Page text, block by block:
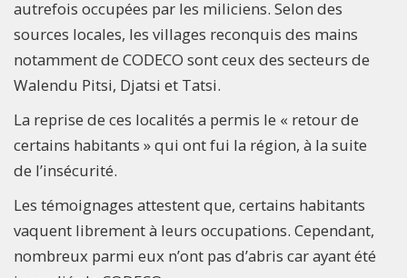
autrefois occupées par les miliciens. Selon des
sources locales, les villages reconquis des mains
notamment de CODECO sont ceux des secteurs de
Walendu Pitsi, Djatsi et Tatsi.
La reprise de ces localités a permis le « retour de
certains habitants » qui ont fui la région, à la suite
de l’insécurité.
Les témoignages attestent que, certains habitants
vaquent librement à leurs occupations. Cependant,
nombreux parmi eux n’ont pas d’abris car ayant été